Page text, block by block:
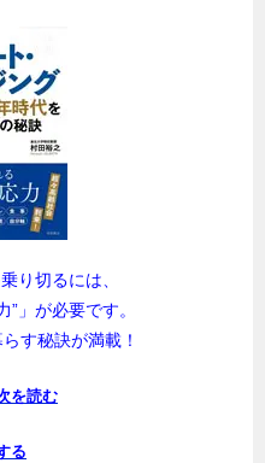
り切るには、
”」が必要です。
す秘訣が満載！
を読む
る